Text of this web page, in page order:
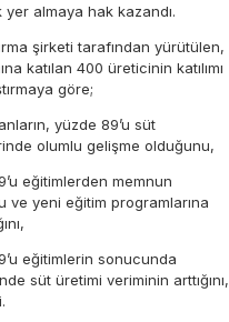
almaya hak kazandı.
şirketi tarafından yürütülen,
katılan 400 üreticinin katılımı
göre;
yüzde 89’u süt
olumlu gelişme olduğunu,
eğitimlerden memnun
ve yeni eğitim programlarına
eğitimlerin sonucunda
süt üretimi veriminin arttığını,